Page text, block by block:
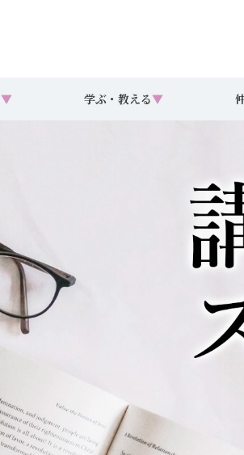
▼ 学ぶ・教える▼